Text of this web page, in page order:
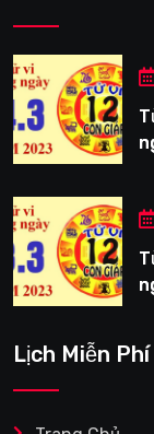
Lịch Miễn Phí